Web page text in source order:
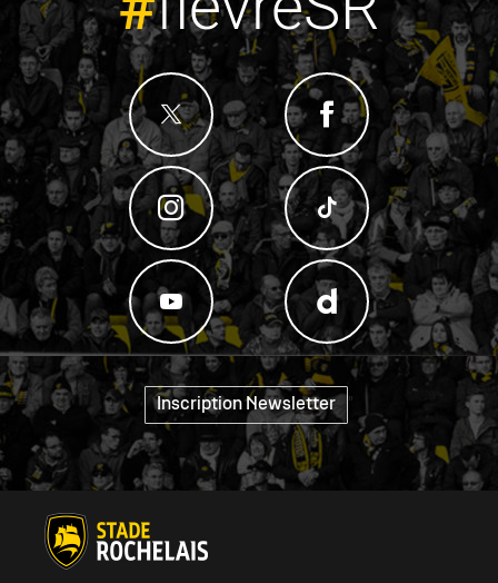
Inscription Newsletter "